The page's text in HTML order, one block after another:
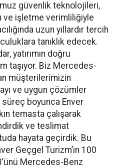
güvenlik teknolojileri,
ve işletme verimliliğiyle
uzun yıllardır tercih
tanıklık edecek.
yatırımın doğru
taşıyor. Biz Mercedes-
müşterilerimizin
ve uygun çözümler
süreç boyunca Enver
temasta çalışarak
ve teslimat
hayata geçirdik. Bu
Geçgel Turizm’in 100
Mercedes-Benz